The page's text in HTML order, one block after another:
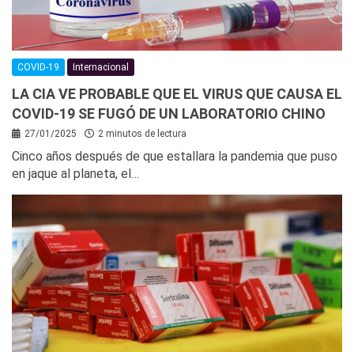
COVID-19 Internacional
LA CIA VE PROBABLE QUE EL VIRUS QUE CAUSA EL
COVID-19 SE FUGÓ DE UN LABORATORIO CHINO
27/01/2025 2 minutos de lectura
Cinco años después de que estallara la pandemia que puso
en jaque al planeta, el…